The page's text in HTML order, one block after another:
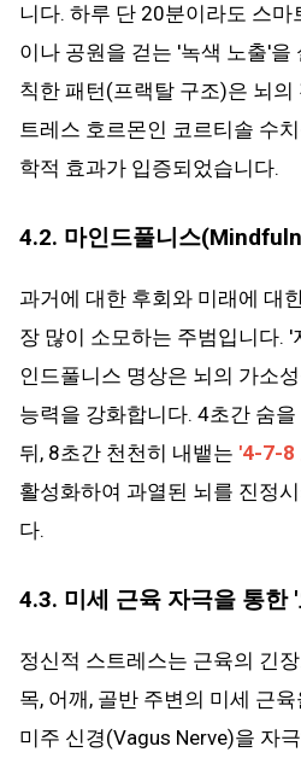
니다. 하루 단 20분이라도 스마
이나 공원을 걷는 '녹색 노출'을
칙한 패턴(프랙탈 구조)은 뇌
트레스 호르몬인 코르티솔 수
학적 효과가 입증되었습니다.
4.2. 마인드풀니스
과거에 대한 후회와 미래에 대
장 많이 소모하는 주범입니다.
인드풀니스 명상은 뇌의 가소
능력을 강화합니다. 4초간 숨
뒤, 8초간 천천히 내뱉는 '4-7-8
활성화하여 과열된 뇌를 진정
다.
4.3. 미세 근육 자극을 통한
정신적 스트레스는 근육의 긴
목, 어깨, 골반 주변의 미세 근
미주 신경(Vagus Nerve)을 자